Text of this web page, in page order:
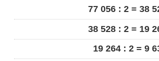
77 056 : 2 = 38
38 528 : 2 = 19
19 264 : 2 = 9